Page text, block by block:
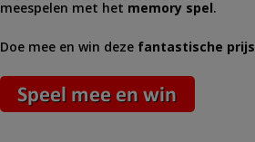
meespelen met het memory spel.
Doe mee en win deze fantastische prijs